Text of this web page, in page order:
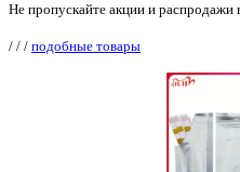
Не пропускайте акции и распродажи
/ / / подобные товары